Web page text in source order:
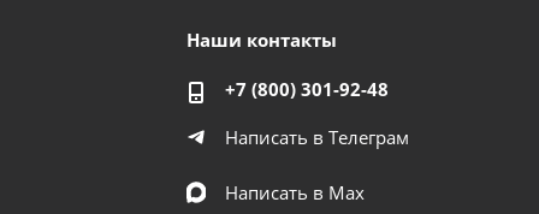
Наши контакты
+7 (800) 301-92-48
Написать в Телеграм
Написать в Мах